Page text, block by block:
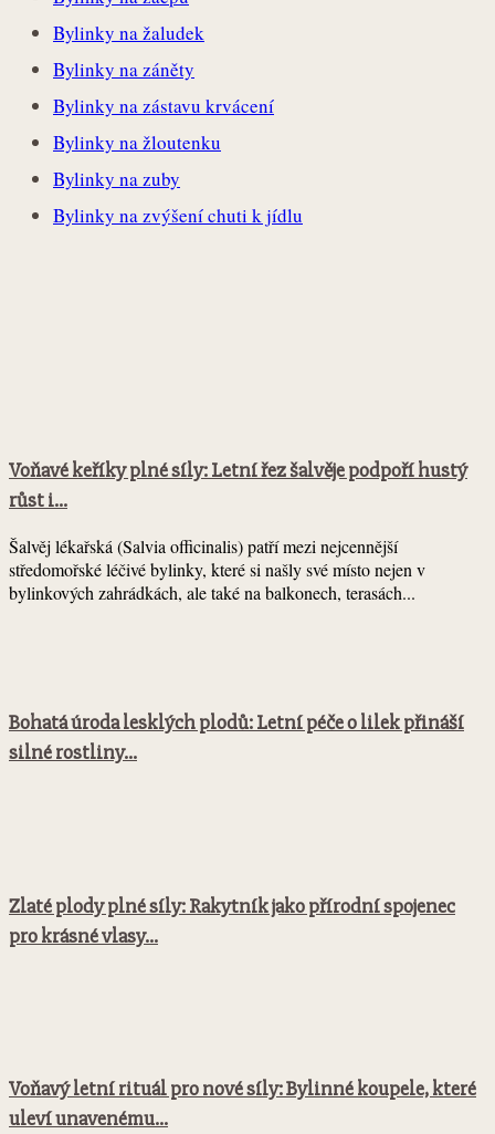
Bylinky na žaludek
Bylinky na záněty
Bylinky na zástavu krvácení
Bylinky na žloutenku
Bylinky na zuby
Bylinky na zvýšení chuti k jídlu
Voňavé keříky plné síly: Letní řez šalvěje podpoří hustý
růst i...
Šalvěj lékařská (Salvia officinalis) patří mezi nejcennější
středomořské léčivé bylinky, které si našly své místo nejen v
bylinkových zahrádkách, ale také na balkonech, terasách...
Bohatá úroda lesklých plodů: Letní péče o lilek přináší
silné rostliny...
Zlaté plody plné síly: Rakytník jako přírodní spojenec
pro krásné vlasy...
Voňavý letní rituál pro nové síly: Bylinné koupele, které
uleví unavenému...